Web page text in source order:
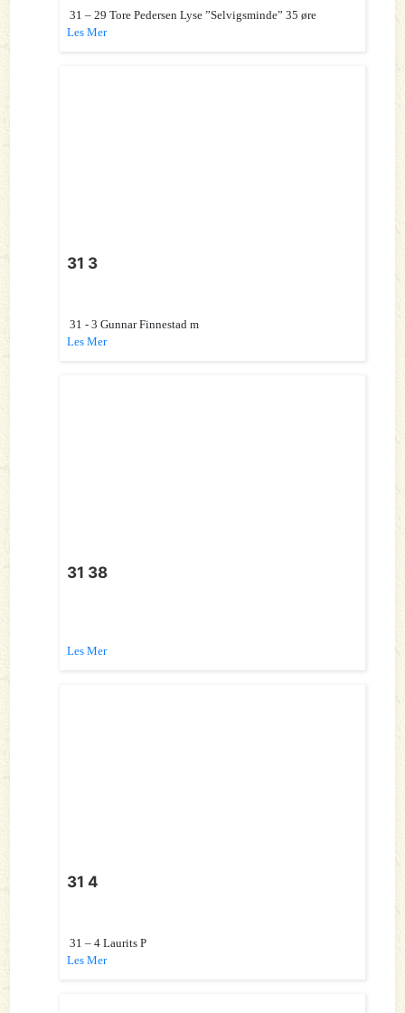
31 – 29 Tore Pedersen Lyse ”Selvigsminde” 35 øre
Les Mer
31 3
31 - 3 Gunnar Finnestad m
Les Mer
31 38
Les Mer
31 4
31 – 4 Laurits P
Les Mer